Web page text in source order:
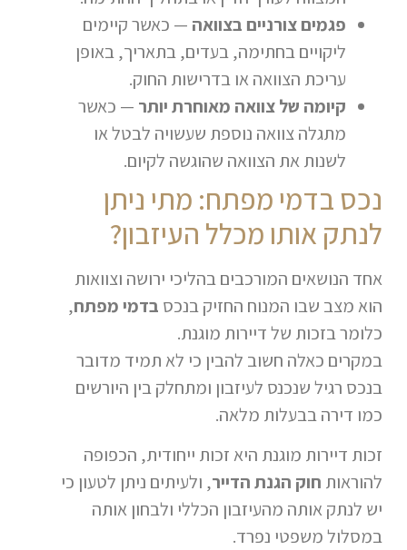
פגמים צורניים בצוואה — כאשר קיימים
ליקויים בחתימה, בעדים, בתאריך, באופן
עריכת הצוואה או בדרישות החוק.
קיומה של צוואה מאוחרת יותר — כאשר
מתגלה צוואה נוספת שעשויה לבטל או
לשנות את הצוואה שהוגשה לקיום.
נכס בדמי מפתח: מתי ניתן
לנתק אותו מכלל העיזבון?
אחד הנושאים המורכבים בהליכי ירושה וצוואות
הוא מצב שבו המנוח החזיק בנכס בדמי מפתח,
כלומר בזכות של דיירות מוגנת.
במקרים כאלה חשוב להבין כי לא תמיד מדובר
בנכס רגיל שנכנס לעיזבון ומתחלק בין היורשים
כמו דירה בבעלות מלאה.
זכות דיירות מוגנת היא זכות ייחודית, הכפופה
להוראות חוק הגנת הדייר, ולעיתים ניתן לטעון כי
יש לנתק אותה מהעיזבון הכללי ולבחון אותה
במסלול משפטי נפרד.